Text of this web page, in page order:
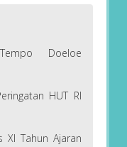
Doeloe
HUT RI
XI Tahun Ajaran